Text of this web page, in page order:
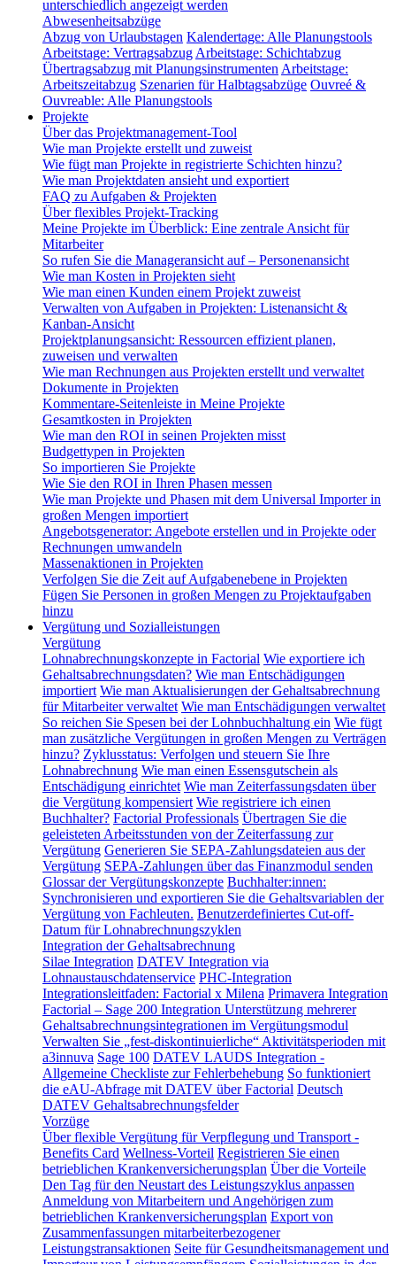
unterschiedlich angezeigt werden
Abwesenheitsabzüge
Abzug von Urlaubstagen Kalendertage: Alle Planungstools
Arbeitstage: Vertragsabzug Arbeitstage: Schichtabzug
Übertragsabzug mit Planungsinstrumenten Arbeitstage:
Arbeitszeitabzug Szenarien für Halbtagsabzüge Ouvreé &
Ouvreable: Alle Planungstools
Projekte
Über das Projektmanagement-Tool
Wie man Projekte erstellt und zuweist
Wie fügt man Projekte in registrierte Schichten hinzu?
Wie man Projektdaten ansieht und exportiert
FAQ zu Aufgaben & Projekten
Über flexibles Projekt-Tracking
Meine Projekte im Überblick: Eine zentrale Ansicht für
Mitarbeiter
So rufen Sie die Manageransicht auf – Personenansicht
Wie man Kosten in Projekten sieht
Wie man einen Kunden einem Projekt zuweist
Verwalten von Aufgaben in Projekten: Listenansicht &
Kanban-Ansicht
Projektplanungsansicht: Ressourcen effizient planen,
zuweisen und verwalten
Wie man Rechnungen aus Projekten erstellt und verwaltet
Dokumente in Projekten
Kommentare-Seitenleiste in Meine Projekte
Gesamtkosten in Projekten
Wie man den ROI in seinen Projekten misst
Budgettypen in Projekten
So importieren Sie Projekte
Wie Sie den ROI in Ihren Phasen messen
Wie man Projekte und Phasen mit dem Universal Importer in
großen Mengen importiert
Angebotsgenerator: Angebote erstellen und in Projekte oder
Rechnungen umwandeln
Massenaktionen in Projekten
Verfolgen Sie die Zeit auf Aufgabenebene in Projekten
Fügen Sie Personen in großen Mengen zu Projektaufgaben
hinzu
Vergütung und Sozialleistungen
Vergütung
Lohnabrechnungskonzepte in Factorial Wie exportiere ich
Gehaltsabrechnungsdaten? Wie man Entschädigungen
importiert Wie man Aktualisierungen der Gehaltsabrechnung
für Mitarbeiter verwaltet Wie man Entschädigungen verwaltet
So reichen Sie Spesen bei der Lohnbuchhaltung ein Wie fügt
man zusätzliche Vergütungen in großen Mengen zu Verträgen
hinzu? Zyklusstatus: Verfolgen und steuern Sie Ihre
Lohnabrechnung Wie man einen Essensgutschein als
Entschädigung einrichtet Wie man Zeiterfassungsdaten über
die Vergütung kompensiert Wie registriere ich einen
Buchhalter? Factorial Professionals Übertragen Sie die
geleisteten Arbeitsstunden von der Zeiterfassung zur
Vergütung Generieren Sie SEPA-Zahlungsdateien aus der
Vergütung SEPA-Zahlungen über das Finanzmodul senden
Glossar der Vergütungskonzepte Buchhalter:innen:
Synchronisieren und exportieren Sie die Gehaltsvariablen der
Vergütung von Fachleuten. Benutzerdefiniertes Cut-off-
Datum für Lohnabrechnungszyklen
Integration der Gehaltsabrechnung
Silae Integration DATEV Integration via
Lohnaustauschdatenservice PHC-Integration
Integrationsleitfaden: Factorial x Milena Primavera Integration
Factorial – Sage 200 Integration Unterstützung mehrerer
Gehaltsabrechnungsintegrationen im Vergütungsmodul
Verwalten Sie „fest-diskontinuierliche“ Aktivitätsperioden mit
a3innuva Sage 100 DATEV LAUDS Integration -
Allgemeine Checkliste zur Fehlerbehebung So funktioniert
die eAU-Abfrage mit DATEV über Factorial Deutsch
DATEV Gehaltsabrechnungsfelder
Vorzüge
Über flexible Vergütung für Verpflegung und Transport -
Benefits Card Wellness-Vorteil Registrieren Sie einen
betrieblichen Krankenversicherungsplan Über die Vorteile
Den Tag für den Neustart des Leistungszyklus anpassen
Anmeldung von Mitarbeitern und Angehörigen zum
betrieblichen Krankenversicherungsplan Export von
Zusammenfassungen mitarbeiterbezogener
Leistungstransaktionen Seite für Gesundheitsmanagement und